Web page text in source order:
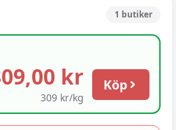
1 butiker
kr
309 kr/kg
Köp